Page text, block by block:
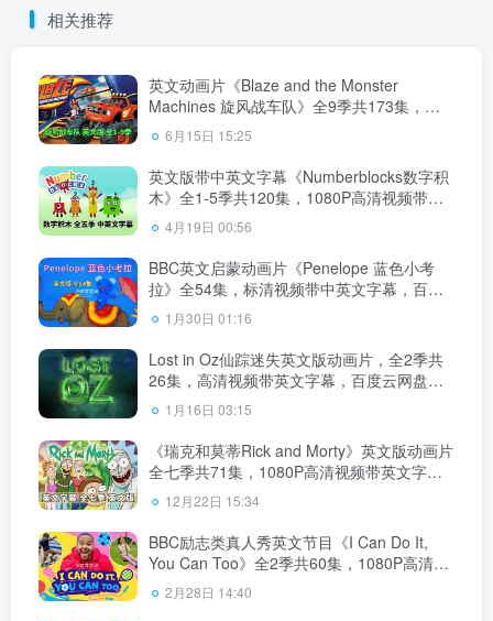
载！相关推荐
英文动画片《Blaze and the Monster
Machines 旋风战车队》全9季共173集，
1080P高清视频带英文字幕，百度云网盘下
载！
6月15日 15:25
英文版带中英文字幕《Numberblocks数字积
木》全1-5季共120集，1080P高清视频带中
英文字幕，百度云网盘下载！
4月19日 00:56
BBC英文启蒙动画片《Penelope 蓝色小考
拉》全54集，标清视频带中英文字幕，百度
云网盘下载！
1月30日 01:16
Lost in Oz仙踪迷失英文版动画片，全2季共
26集，高清视频带英文字幕，百度云网盘下
载！
1月16日 03:15
《瑞克和莫蒂Rick and Morty》英文版动画片
全七季共71集，1080P高清视频带英文字
幕，百度云网盘下载！
12月22日 15:34
BBC励志类真人秀英文节目《I Can Do It,
You Can Too》全2季共60集，1080P高清视
频带英文字幕，百度云网盘下载！
2月28日 14:40